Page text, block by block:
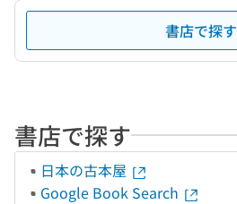
書店で探す
書店で探す
日本の古本屋
Google Book Search